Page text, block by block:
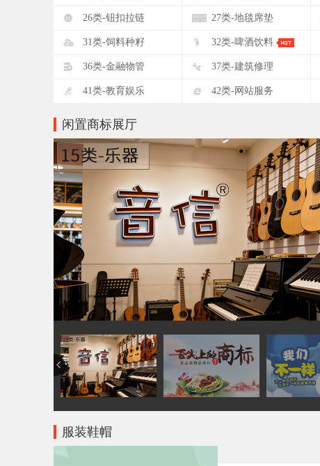
: 26类-钮扣拉链 ; 27类-地毯席垫
? 31类-饲料种籽 @ 32类-啤酒饮料
D 36类-金融物管 E 37类-建筑修理
I 41类-教育娱乐 J 42类-网站服务
闲置商标展厅
服装鞋帽